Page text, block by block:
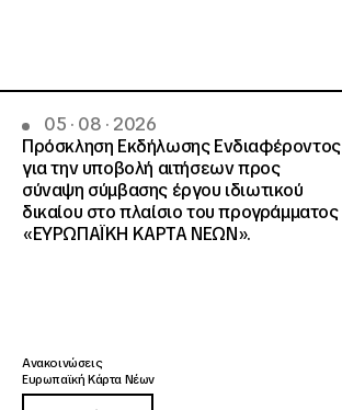
05 · 08 · 2026
Πρόσκληση Εκδήλωσης Ενδιαφέροντος
για την υποβολή αιτήσεων προς
σύναψη σύμβασης έργου ιδιωτικού
δικαίου στο πλαίσιο του προγράμματος
«ΕΥΡΩΠΑΪΚΗ ΚΑΡΤΑ ΝΕΩΝ».
Ανακοινώσεις
Ευρωπαϊκή Κάρτα Νέων